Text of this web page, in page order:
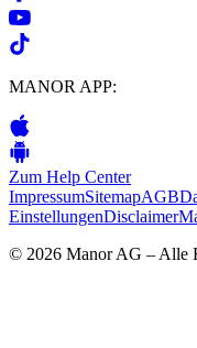
MANOR APP:
Zum Help Center
ImpressumSitemapAGB
EinstellungenDisclaimer
© 2026 Manor AG – Alle